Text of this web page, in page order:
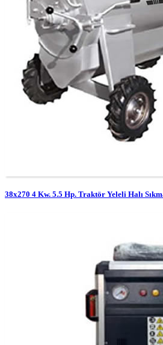
38x270 4 Kw. 5.5 Hp. Traktör Yeleli Halı